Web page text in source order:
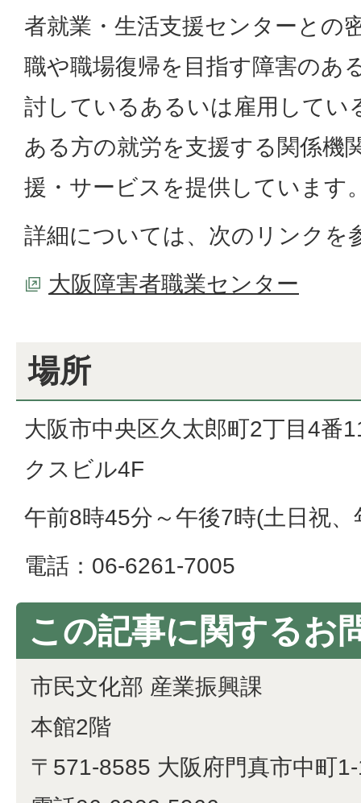
者就業・生活支援センターとの
職や職場復帰を目指す障害のあ
討しているあるいは雇用してい
ある方の就労を支援する関係機
援・サービスを提供しています
詳細については、次のリンクを
大阪障害者職業センター
場所
大阪市中央区久太郎町2丁目4番
クスビル4F
午前8時45分～午後7時(土日祝
電話：06-6261-7005
この記事に関するお
市民文化部 産業振興課
本館2階
〒571-8585 大阪府門真市中町